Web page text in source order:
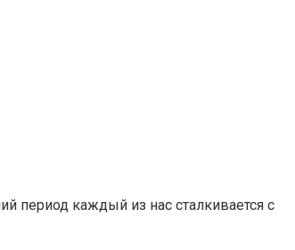
период каждый из нас сталкивается с